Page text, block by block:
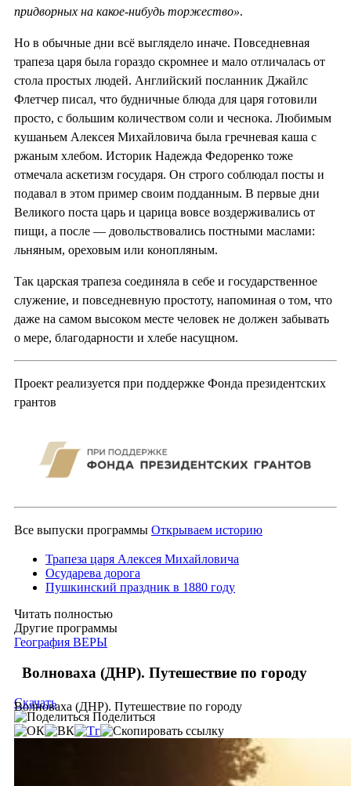
придворных на какое-нибудь торжество».
Но в обычные дни всё выглядело иначе. Повседневная
трапеза царя была гораздо скромнее и мало отличалась от
стола простых людей. Английский посланник Джайлс
Флетчер писал, что будничные блюда для царя готовили
просто, с большим количеством соли и чеснока. Любимым
кушаньем Алексея Михайловича была гречневая каша с
ржаным хлебом. Историк Надежда Федоренко тоже
отмечала аскетизм государя. Он строго соблюдал посты и
подавал в этом пример своим подданным. В первые дни
Великого поста царь и царица вовсе воздерживались от
пищи, а после — довольствовались постными маслами:
льняным, ореховым или конопляным.
Так царская трапеза соединяла в себе и государственное
служение, и повседневную простоту, напоминая о том, что
даже на самом высоком месте человек не должен забывать
о мере, благодарности и хлебе насущном.
Проект реализуется при поддержке Фонда президентских
грантов
Все выпуски программы Открываем историю
Трапеза царя Алексея Михайловича
Осударева дорога
Пушкинский праздник в 1880 году
Читать полностью
Другие программы
География ВЕРЫ
Волноваха (ДНР). Путешествие по городу
Волноваха (ДНР). Путешествие по городу
Скачать
Поделиться